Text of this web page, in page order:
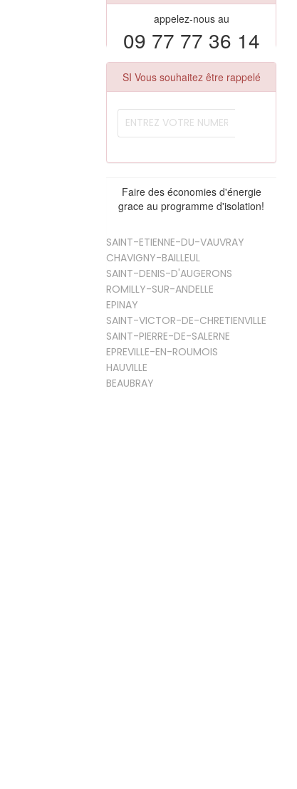
appelez-nous au
09 77 77 36 14
SI Vous souhaitez être rappelé
Faire des économies d'énergie
grace au programme d'isolation!
SAINT-ETIENNE-DU-VAUVRAY
CHAVIGNY-BAILLEUL
SAINT-DENIS-D'AUGERONS
ROMILLY-SUR-ANDELLE
EPINAY
SAINT-VICTOR-DE-CHRETIENVILLE
SAINT-PIERRE-DE-SALERNE
EPREVILLE-EN-ROUMOIS
HAUVILLE
BEAUBRAY